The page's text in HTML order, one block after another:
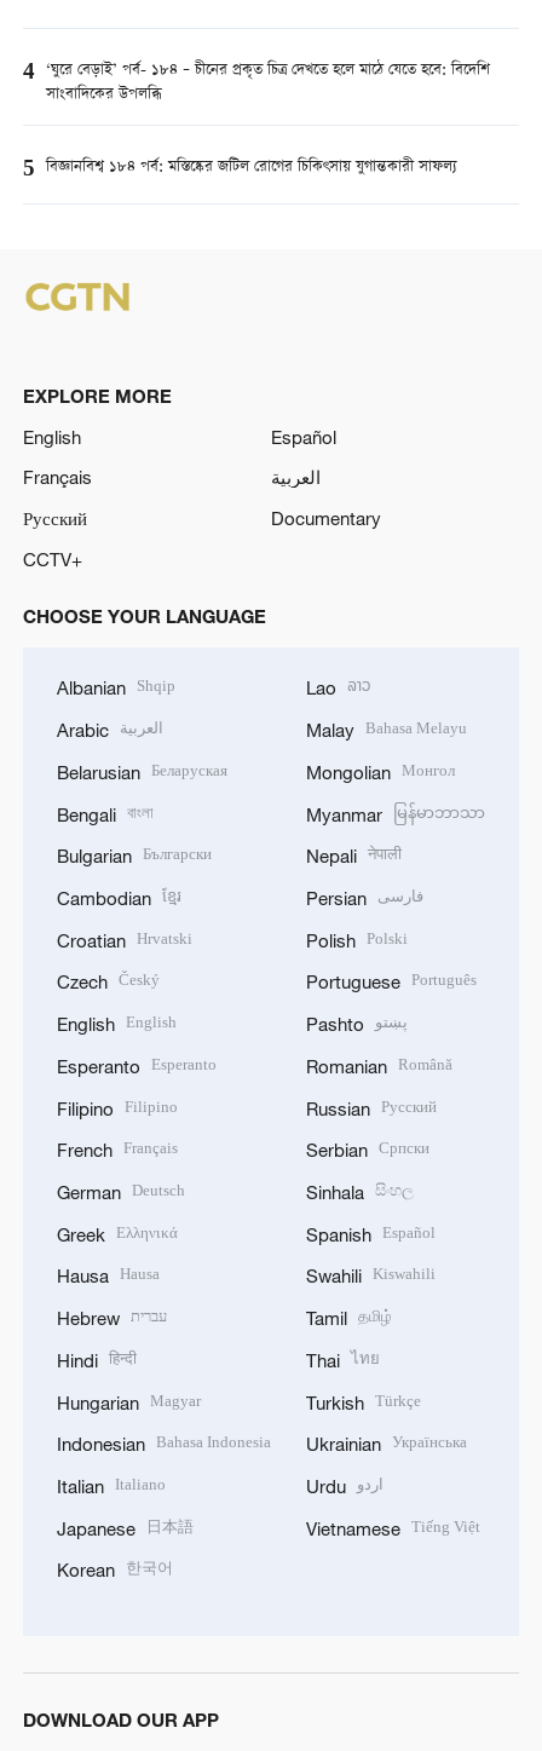
4 ‘ঘুরে বেড়াই’ পর্ব- ১৮৪ – চীনের প্রকৃত চিত্র দেখতে হলে মাঠে যেতে হবে: বিদেশি
সাংবাদিকের উপলব্ধি
5 বিজ্ঞানবিশ্ব ১৮৪ পর্ব: মস্তিষ্কের জটিল রোগের চিকিৎসায় যুগান্তকারী সাফল্য
EXPLORE MORE
English
Español
Français
العربية
Русский
Documentary
CCTV+
CHOOSE YOUR LANGUAGE
Albanian Shqip
Arabic العربية
Belarusian Беларуская
Bengali বাংলা
Bulgarian Български
Cambodian ខ្មែរ
Croatian Hrvatski
Czech Český
English English
Esperanto Esperanto
Filipino Filipino
French Français
German Deutsch
Greek Ελληνικά
Hausa Hausa
Hebrew עברית
Hindi हिन्दी
Hungarian Magyar
Indonesian Bahasa Indonesia
Italian Italiano
Japanese 日本語
Korean 한국어
Lao ລາວ
Malay Bahasa Melayu
Mongolian Монгол
Myanmar မြန်မာဘာသာ
Nepali नेपाली
Persian فارسی
Polish Polski
Portuguese Português
Pashto پښتو
Romanian Română
Russian Русский
Serbian Српски
Sinhala සිංහල
Spanish Español
Swahili Kiswahili
Tamil தமிழ்
Thai ไทย
Turkish Türkçe
Ukrainian Українська
Urdu اردو
Vietnamese Tiếng Việt
DOWNLOAD OUR APP